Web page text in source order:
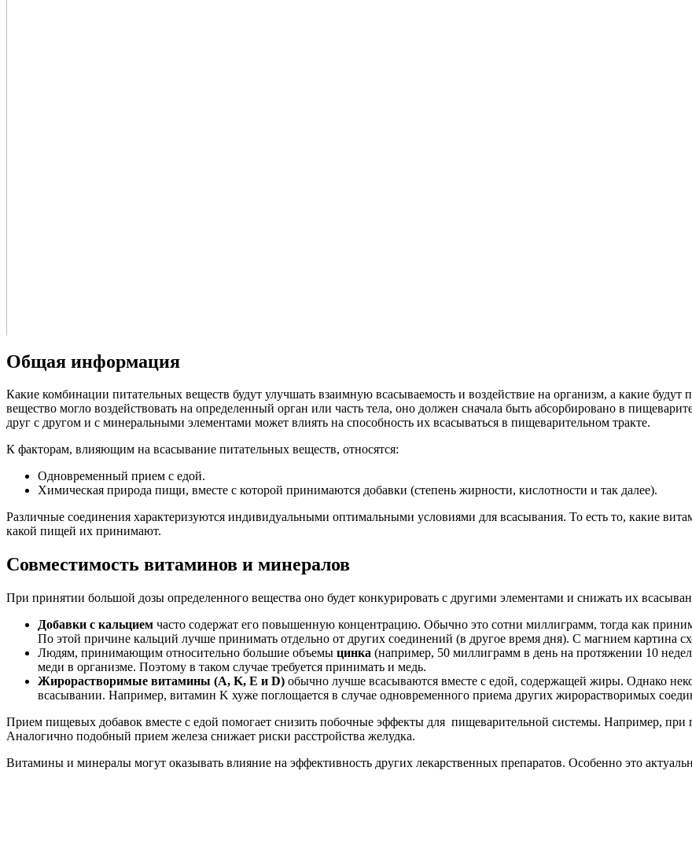
Общая информация
Какие комбинации питательных веществ будут улучшать взаимную всасываемость и воздействие на организм, а какие
вещество могло воздействовать на определенный орган или часть тела, оно должен сначала быть абсорбировано в
друг с другом и с минеральными элементами может влиять на способность их всасываться в пищеварительном тракте.
К факторам, влияющим на всасывание питательных веществ, относятся:
Одновременный прием с едой.
Химическая природа пищи, вместе с которой принимаются добавки (степень жирности, кислотности и так далее).
Различные соединения характеризуются индивидуальными оптимальными условиями для всасывания. То есть то, какие
какой пищей их принимают.
Совместимость витаминов и минералов
При принятии большой дозы определенного вещества оно будет конкурировать с другими элементами и снижать их
Добавки с кальцием часто содержат его повышенную концентрацию. Обычно это сотни миллиграмм, тогда как
По этой причине кальций лучше принимать отдельно от других соединений (в другое время дня). С магнием картина
Людям, принимающим относительно большие объемы цинка (например, 50 миллиграмм в день на протяжении 10
меди в организме. Поэтому в таком случае требуется принимать и медь.
Жирорастворимые витамины (A, K, E и D) обычно лучше всасываются вместе с едой, содержащей жиры. Однако
всасывании. Например, витамин K хуже поглощается в случае одновременного приема других жирорастворимых
Прием пищевых добавок вместе с едой помогает снизить побочные эффекты для пищеварительной системы. Например, при
Аналогично подобный прием железа снижает риски расстройства желудка.
Витамины и минералы могут оказывать влияние на эффективность других лекарственных препаратов. Особенно это